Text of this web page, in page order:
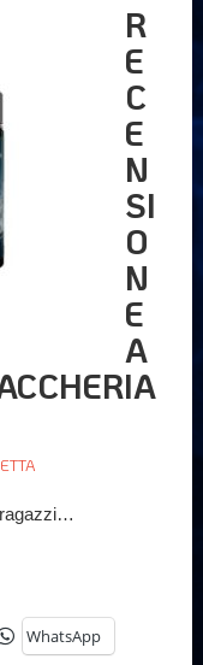
R
E
C
E
N
SI
O
N
E
A
ragazzi…
WhatsApp